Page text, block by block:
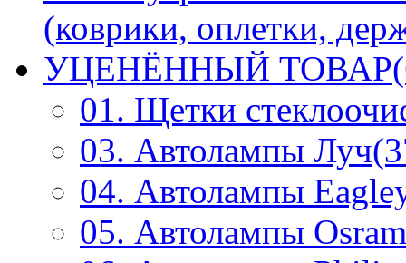
(коврики, оплетки,
УЦЕНЁННЫЙ
01. Щетки
03. Автолампы
04. Автолампы
05. Автолампы